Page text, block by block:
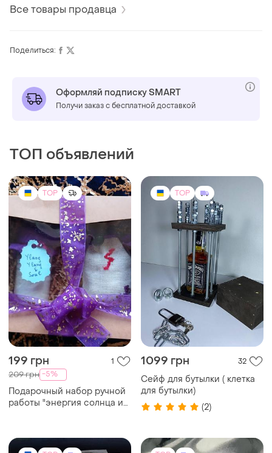
под синим
перламутром. цена
Все товары продавца
Поделиться:
Оформляй подписку SMART
Получи заказ с бесплатной доставкой
ТОП объявлений
TOP
199 грн 1
209 грн -5%
Подарочный набор ручной
работы "энергия солнца и
TOP
1099 грн 32
Сейф для бутылки ( клетка
для бутылки)
(2)